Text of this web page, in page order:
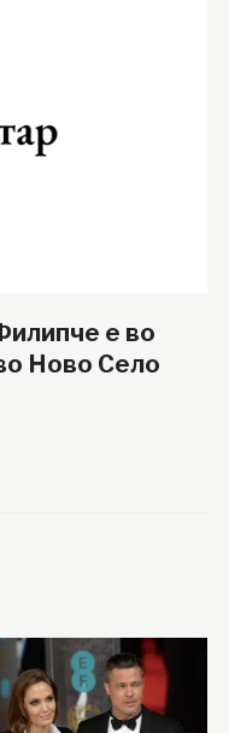
е во
Ново Село